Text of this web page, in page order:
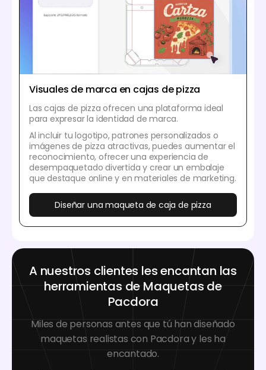
Visuales de marca en cajas de pizza
Las cajas de pizza ofrecen una plataforma ideal
para expresar la identidad de marca.
Al incluir tu logotipo, patrones personalizados o
imágenes de pizza atractivas, puedes aumentar el
reconocimiento, ofrecer una experiencia de
desempaquetado divertida y crear un embalaje
que destaque online y en materiales de marketing.
Diseñar una maqueta de caja de pizza
A nuestros clientes les encantan las
herramientas de Maquetas de
Pacdora
Miles de personas antes que tú han diseñado
maquetas realistas con Pacdora y les ha
encantado.